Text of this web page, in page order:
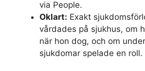
via People.
Oklart: Exakt
vårdades på sjukhus, om
när hon dog, och om
sjukdomar spelade en roll.